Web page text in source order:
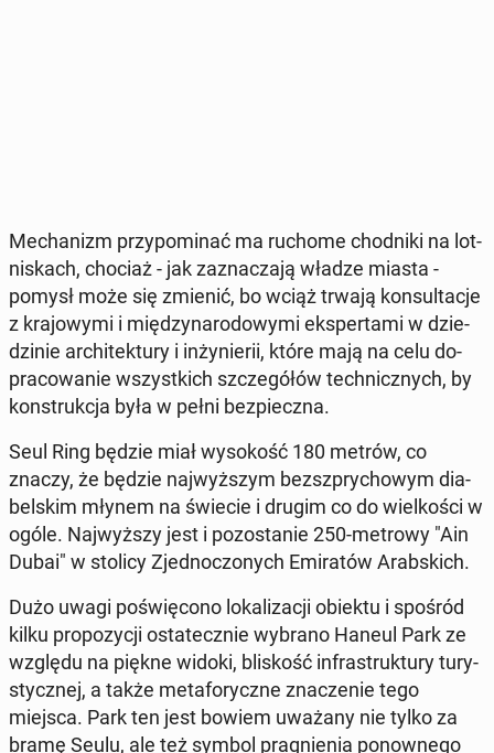
Me­cha­nizm przy­po­mi­nać ma ruchome chod­ni­ki na lot­
ni­skach, chociaż - jak za­zna­cza­ją władze miasta -
pomysł może się zmienić, bo wciąż trwają kon­sul­ta­cje
z kra­jo­wy­mi i mię­dzy­na­ro­do­wy­mi eks­per­ta­mi w dzie­
dzi­nie ar­chi­tek­tu­ry i in­ży­nie­rii, które mają na celu do­
pra­co­wa­nie wszyst­kich szcze­gó­łów tech­nicz­nych, by
kon­struk­cja była w pełni bez­piecz­na.
Seul Ring będzie miał wy­so­kość 180 metrów, co
znaczy, że będzie naj­wyż­szym bez­sz­pry­cho­wym dia­
bel­skim młynem na świecie i drugim co do wiel­ko­ści w
ogóle. Naj­wyż­szy jest i po­zo­sta­nie 250-metrowy "Ain
Dubai" w stolicy Zjed­no­czo­nych Emi­ra­tów Arab­skich.
Dużo uwagi po­świę­co­no lo­ka­li­za­cji obiektu i spośród
kilku pro­po­zy­cji osta­tecz­nie wybrano Haneul Park ze
względu na piękne widoki, bli­skość in­fra­struk­tu­ry tu­ry­
stycz­nej, a także me­ta­fo­rycz­ne zna­cze­nie tego
miejsca. Park ten jest bowiem uważany nie tylko za
bramę Seulu, ale też symbol pra­gnie­nia po­now­ne­go